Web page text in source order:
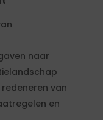
naar
van
en